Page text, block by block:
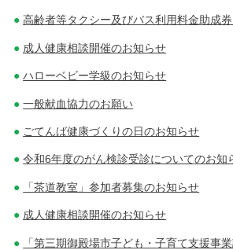
高齢者等タクシー及びバス利用料金助成
成人健康相談開催のお知らせ
ハローベビー学級のお知らせ
一般献血協力のお願い
ごてんば健康づくりの日のお知らせ
令和6年度のがん検診受診についてのお知
「茶道教室」参加者募集のお知らせ
成人健康相談開催のお知らせ
「第三期御殿場市子ども・子育て支援事